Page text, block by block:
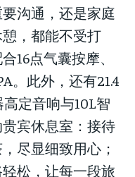
沟通，还是家庭
，都能不受打
16点气囊按摩、
。此外，还有21.4
定音响与10L智
宾休息室：接待
尽显细致用心；
松，让每一段旅